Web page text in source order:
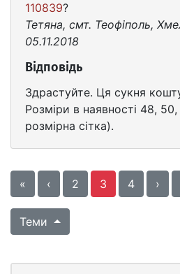
110839?
Тетяна, смт. Теофіполь,
05.11.2018
Відповідь
Здрастуйте. Ця сукня
Розміри в наявності 48,
розмірна сітка).
« ‹ 2 3 4 ›
Теми